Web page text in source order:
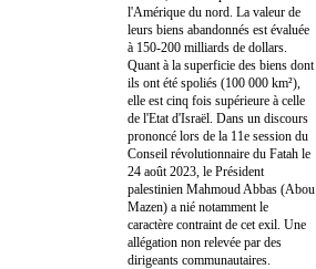
l'Amérique du nord. La valeur de
leurs biens abandonnés est évaluée
à 150-200 milliards de dollars.
Quant à la superficie des biens dont
ils ont été spoliés (100 000 km²),
elle est cinq fois supérieure à celle
de l'Etat d'Israël. Dans un discours
prononcé lors de la 11e session du
Conseil révolutionnaire du Fatah le
24 août 2023, le Président
palestinien Mahmoud Abbas (Abou
Mazen) a nié notamment le
caractère contraint de cet exil. Une
allégation non relevée par des
dirigeants communautaires.